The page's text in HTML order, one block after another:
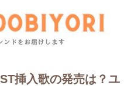
挿入歌の発売は？ユ